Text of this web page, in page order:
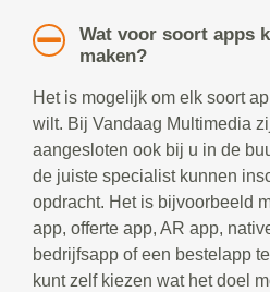
Wat voor soort apps
maken?
Het is mogelijk om elk soort
wilt. Bij Vandaag Multimedia
aangesloten ook bij u in de
de juiste specialist kunnen
opdracht. Het is bijvoorbeeld
app, offerte app, AR app,
bedrijfsapp of een bestelapp
kunt zelf kiezen wat het doel